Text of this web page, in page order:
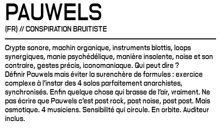
PAUWELS
(FR) // CONSPIRATION BRUITISTE
Crypte sonore, machin organique, instruments blottis, loops
synergiques, manie psychédélique, manière insolente, noise et son
contraire, gestes précis, iconomaniaque. Qui peut dire ?
Définir Pauwels mais éviter la surenchère de formules : exercice
complexe à l'instar des 4 solos parfaitement anarchistes,
synchronisés. Enfin quelque chose qui brasse de l'air, vraiment. Ne
pas écrire que Pauwels c'est post rock, post noise, post post. Mais
osmotique. 4 musiciens. Sensibilité qui circule. En orbite. Auditeur
inclus.